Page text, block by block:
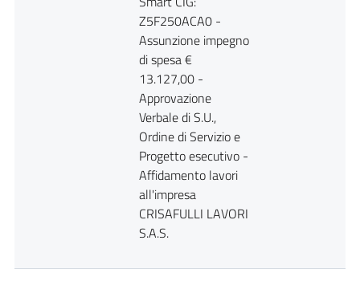
Z5F250ACA0 -
Assunzione impegno
di spesa €
13.127,00 -
Approvazione
Verbale di S.U.,
Ordine di Servizio e
Progetto esecutivo -
Affidamento lavori
all'impresa
CRISAFULLI LAVORI
S.A.S.